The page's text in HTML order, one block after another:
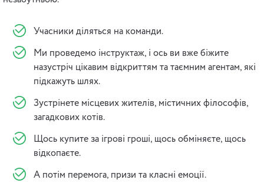
Учасники діляться на команди.
Ми проведемо інструктаж, і ось ви вже біжите
назустріч цікавим відкриттям та таємним агентам, які
підкажуть шлях.
Зустрінете місцевих жителів, містичних філософів,
загадкових котів.
Щось купите за ігрові гроші, щось обміняєте, щось
відкопаєте.
А потім перемога, призи та класні емоції.